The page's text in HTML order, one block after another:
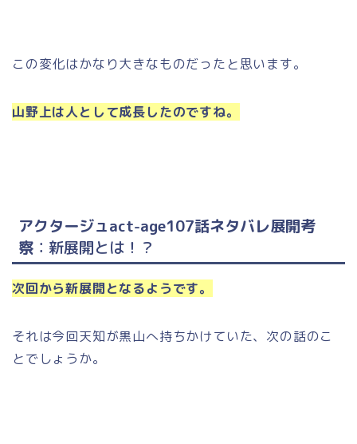
この変化はかなり大きなものだったと思います。
山野上は人として成長したのですね。
アクタージュact-age107話ネタバレ展開考
察 ：新展開とは！？
次回から新展開となるようです。
それは今回天知が黒山へ持ちかけていた、次の話のこ
とでしょうか。